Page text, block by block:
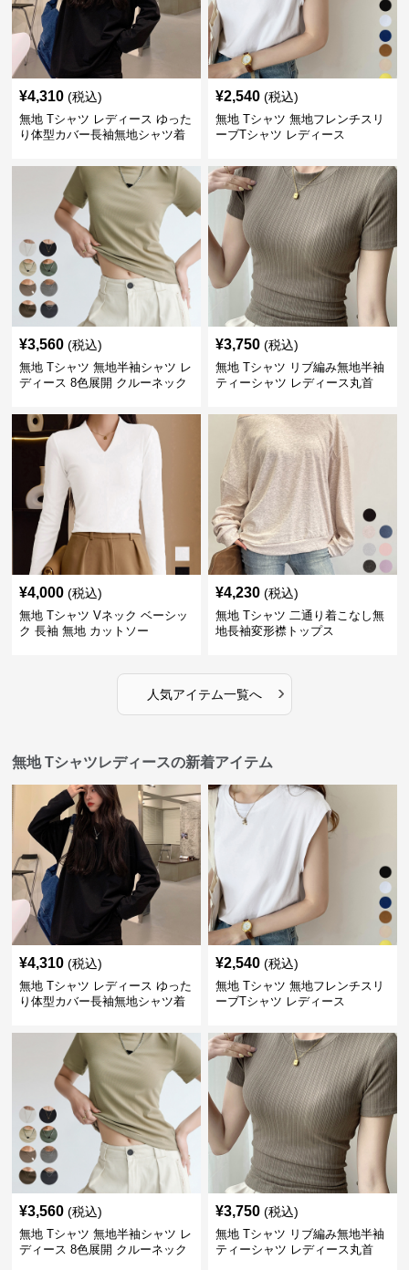
¥4,310 (税込)
無地 Tシャツ レディース ゆった
り体型カバー長袖無地シャツ着
¥2,540 (税込)
無地 Tシャツ 無地フレンチスリ
ーブTシャツ レディース
¥3,560 (税込)
無地 Tシャツ 無地半袖シャツ レ
ディース 8色展開 クルーネック
¥3,750 (税込)
無地 Tシャツ リブ編み無地半袖
ティーシャツ レディース丸首
¥4,000 (税込)
無地 Tシャツ Vネック ベーシッ
ク 長袖 無地 カットソー
¥4,230 (税込)
無地 Tシャツ 二通り着こなし無
地長袖変形襟トップス
人気アイテム一覧へ ›
無地 Tシャツレディースの新着アイテム
¥4,310 (税込)
無地 Tシャツ レディース ゆった
り体型カバー長袖無地シャツ着
¥2,540 (税込)
無地 Tシャツ 無地フレンチスリ
ーブTシャツ レディース
¥3,560 (税込)
無地 Tシャツ 無地半袖シャツ レ
ディース 8色展開 クルーネック
¥3,750 (税込)
無地 Tシャツ リブ編み無地半袖
ティーシャツ レディース丸首